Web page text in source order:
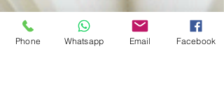
Además, la producción ha caído en
Irak, que ha tratado de compensar los
Phone Whatsapp Email Facebook